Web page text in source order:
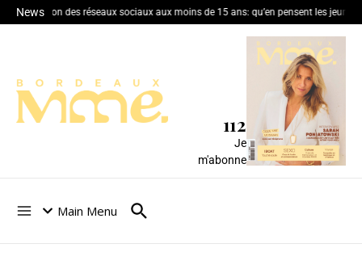
News
Interdiction des réseaux sociaux aux moins de 15 ans: qu’en pensent les jeunes
112
Je
m'abonne
Main Menu